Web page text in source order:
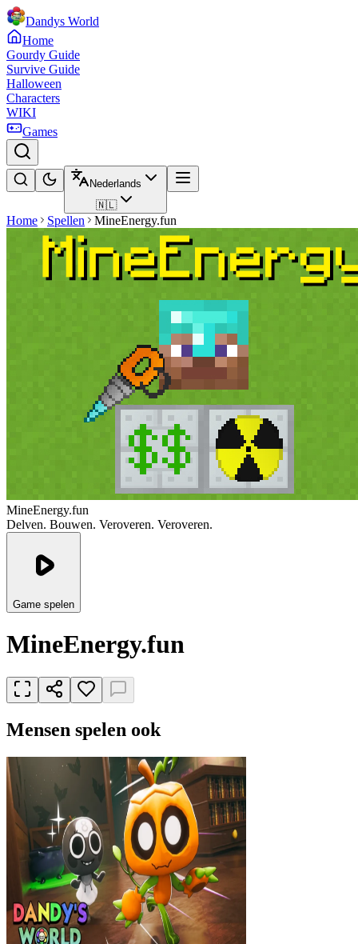
Dandys World
Home
Gourdy Guide
Survive Guide
Halloween
Characters
WIKI
Games
Nederlands
🇳🇱
Home Spellen MineEnergy.fun
MineEnergy.fun
Delven. Bouwen. Veroveren. Veroveren.
Game spelen
MineEnergy.fun
Mensen spelen ook